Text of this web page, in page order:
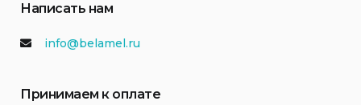
Написать нам
info@belamel.ru
Принимаем к оплате